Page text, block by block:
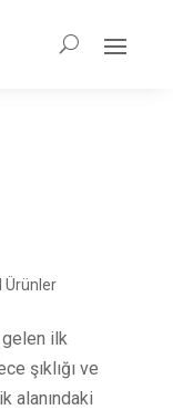
Ürünler
ilk
şıklığı ve
alanındaki